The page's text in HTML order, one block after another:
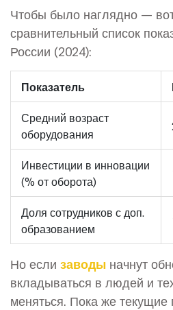
Чтобы было наглядно —
сравнительный список
России (2024):
Показатель
Средний возраст
оборудования
Инвестиции в инновации
(% от оборота)
Доля сотрудников с доп.
образованием
Но если заводы начнут
вкладываться в людей и
меняться. Пока же